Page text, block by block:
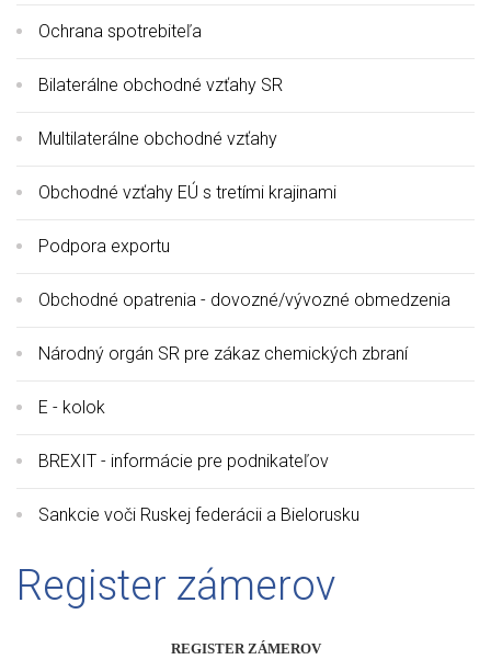
Ochrana spotrebiteľa
Bilaterálne obchodné vzťahy SR
Multilaterálne obchodné vzťahy
Obchodné vzťahy EÚ s tretími krajinami
Podpora exportu
Obchodné opatrenia - dovozné/vývozné obmedzenia
Národný orgán SR pre zákaz chemických zbraní
E - kolok
BREXIT - informácie pre podnikateľov
Sankcie voči Ruskej federácii a Bielorusku
Register zámerov
REGISTER ZÁMEROV